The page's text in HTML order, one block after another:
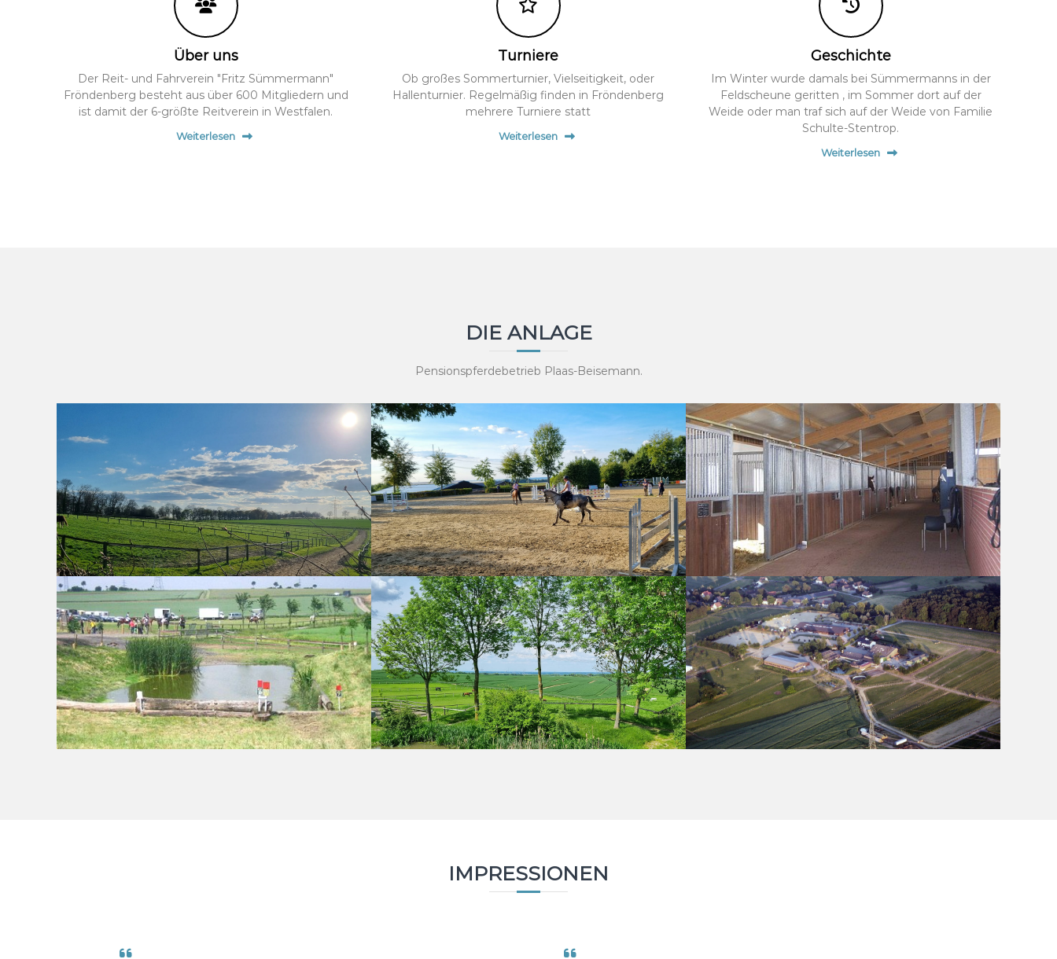
Über uns
Der Reit- und Fahrverein "Fritz Sümmermann"
Fröndenberg besteht aus über 600 Mitgliedern und
ist damit der 6-größte Reitverein in Westfalen.
Weiterlesen
Turniere
Ob großes Sommerturnier, Vielseitigkeit, oder
Hallenturnier. Regelmäßig finden in Fröndenberg
mehrere Turniere statt
Weiterlesen
Geschichte
Im Winter wurde damals bei Sümmermanns in der
Feldscheune geritten , im Sommer dort auf der
Weide oder man traf sich auf der Weide von Familie
Schulte-Stentrop.
Weiterlesen
DIE ANLAGE
Pensionspferdebetrieb Plaas-Beisemann.
IMPRESSIONEN